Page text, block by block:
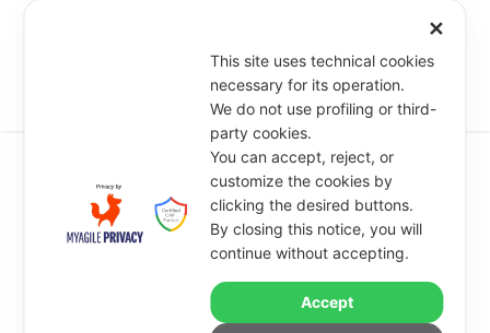
SPETTACOLO "CUNTA STA
TERRA"
Promosso da Le Tarme Associazione Culturale
✕
This site uses technical cookies
necessary for its operation.
We do not use profiling or third-
party cookies.
You can accept, reject, or
customize the cookies by
clicking the desired buttons.
By closing this notice, you will
continue without accepting.
Accept